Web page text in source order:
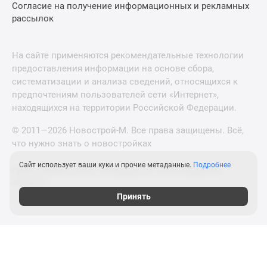
Согласие на получение информационных и рекламных
рассылок
На сайте применяются рекомендательные технологии
предоставления информации на основе сбора,
систематизации и анализа сведений, относящихся к
предпочтениям пользователей сети «Интернет»,
находящихся на территории Российской Федерации.
© 2011—2026 Новострой-М. Все права защищены. Всё,
что нужно знать о новостройках
Новостройки Санкт-Петербурга и Ленинградской
Сайт использует ваши куки и прочие метаданные. Подробнее
Принять